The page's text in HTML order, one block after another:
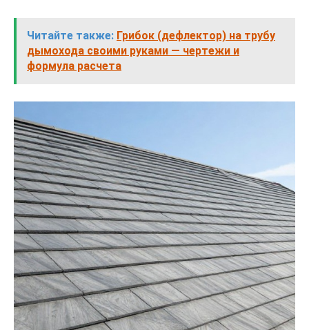
Читайте также: Грибок (дефлектор) на трубу
дымохода своими руками — чертежи и
формула расчета